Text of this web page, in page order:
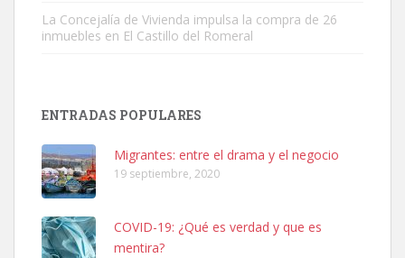
Leales.org » Gran Canaria
La Concejalía de Vivienda impulsa la compra de 26
inmuebles en El Castillo del Romeral
ENTRADAS POPULARES
Migrantes: entre el drama y el negocio
19 septiembre, 2020
COVID-19: ¿Qué es verdad y que es
mentira?